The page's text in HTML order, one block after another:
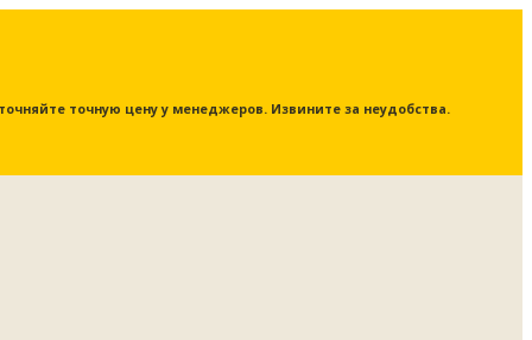
точную цену у менеджеров. Извините за неудобства.